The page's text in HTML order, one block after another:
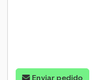
Enviar pedido